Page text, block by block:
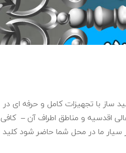
ساز با تجهیزات کامل و حرفه ای در
اقدسیه و مناطق اطراف آن – کافی
فوری کلیدساز سیار ما در محل شما حاضر شود کلید